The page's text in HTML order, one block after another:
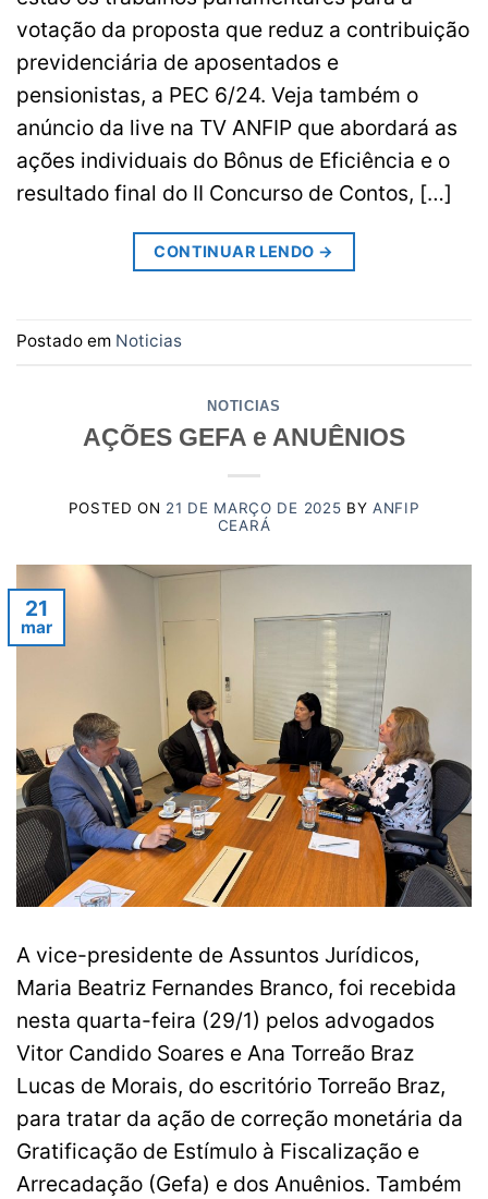
votação da proposta que reduz a contribuição
previdenciária de aposentados e
pensionistas, a PEC 6/24. Veja também o
anúncio da live na TV ANFIP que abordará as
ações individuais do Bônus de Eficiência e o
resultado final do II Concurso de Contos, […]
CONTINUAR LENDO →
Postado em Noticias
NOTICIAS
AÇÕES GEFA e ANUÊNIOS
POSTED ON 21 DE MARÇO DE 2025 BY ANFIP
CEARÁ
21
mar
A vice-presidente de Assuntos Jurídicos,
Maria Beatriz Fernandes Branco, foi recebida
nesta quarta-feira (29/1) pelos advogados
Vitor Candido Soares e Ana Torreão Braz
Lucas de Morais, do escritório Torreão Braz,
para tratar da ação de correção monetária da
Gratificação de Estímulo à Fiscalização e
Arrecadação (Gefa) e dos Anuênios. Também